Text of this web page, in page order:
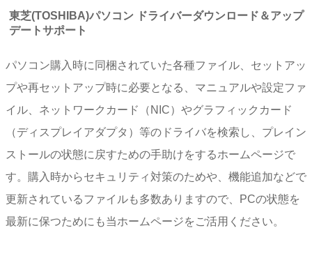
東芝(TOSHIBA)パソコン ドライバーダウンロード＆アップ
デートサポート
パソコン購入時に同梱されていた各種ファイル、セットアッ
プや再セットアップ時に必要となる、マニュアルや設定ファ
イル、ネットワークカード（NIC）やグラフィックカード
（ディスプレイアダプタ）等のドライバを検索し、プレイン
ストールの状態に戻すための手助けをするホームページで
す。購入時からセキュリティ対策のためや、機能追加などで
更新されているファイルも多数ありますので、PCの状態を
最新に保つためにも当ホームページをご活用ください。